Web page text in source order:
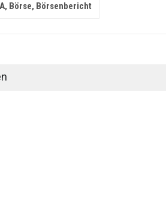
Börse, Börsenbericht